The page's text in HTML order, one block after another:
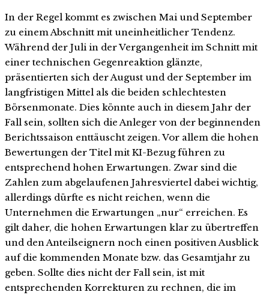
In der Regel kommt es zwischen Mai und September
zu einem Abschnitt mit uneinheitlicher Tendenz.
Während der Juli in der Vergangenheit im Schnitt mit
einer technischen Gegenreaktion glänzte,
präsentierten sich der August und der September im
langfristigen Mittel als die beiden schlechtesten
Börsenmonate. Dies könnte auch in diesem Jahr der
Fall sein, sollten sich die Anleger von der beginnenden
Berichtssaison enttäuscht zeigen. Vor allem die hohen
Bewertungen der Titel mit KI-Bezug führen zu
entsprechend hohen Erwartungen. Zwar sind die
Zahlen zum abgelaufenen Jahresviertel dabei wichtig,
allerdings dürfte es nicht reichen, wenn die
Unternehmen die Erwartungen „nur“ erreichen. Es
gilt daher, die hohen Erwartungen klar zu übertreffen
und den Anteilseignern noch einen positiven Ausblick
auf die kommenden Monate bzw. das Gesamtjahr zu
geben. Sollte dies nicht der Fall sein, ist mit
entsprechenden Korrekturen zu rechnen, die im